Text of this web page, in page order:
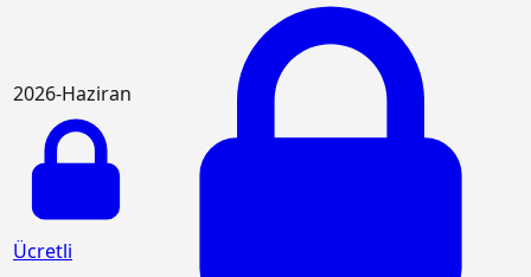
2026-Haziran
Ücretli